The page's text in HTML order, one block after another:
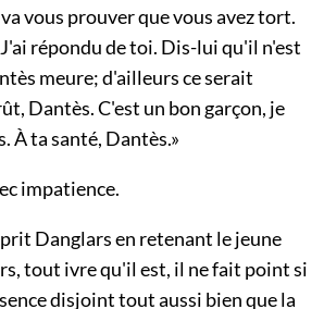
vous prouver que vous avez tort.
répondu de toi. Dis-lui qu'il n'est
meure; d'ailleurs ce serait
Dantès. C'est un bon garçon, je
À ta santé, Dantès.»
impatience.
Danglars en retenant le jeune
tout ivre qu'il est, il ne fait point si
disjoint tout aussi bien que la